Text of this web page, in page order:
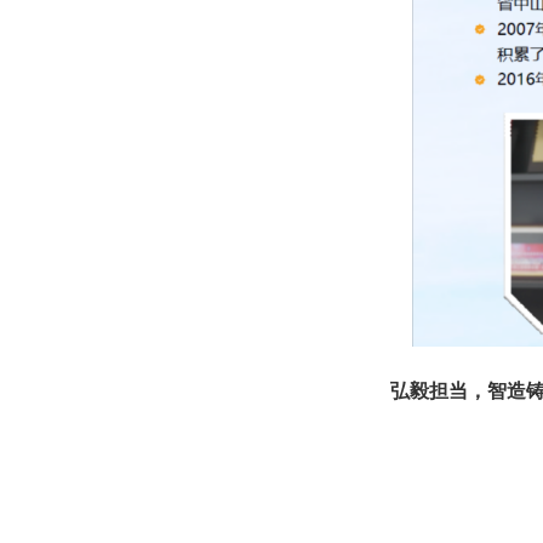
弘毅担当，智造